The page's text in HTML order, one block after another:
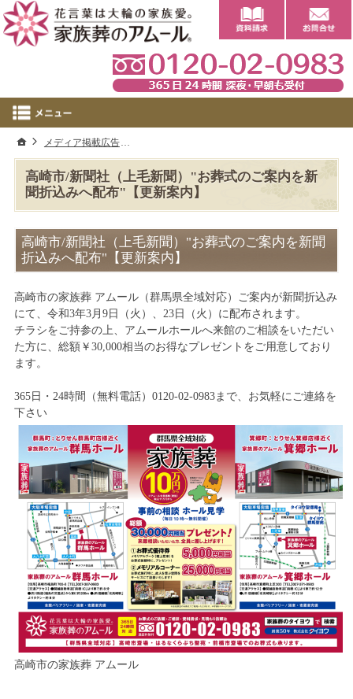
高崎市/新聞社（上毛新聞）"お葬式のご案内を新
聞折込みへ配布"【更新案内】
高崎市/新聞社（上毛新聞）"お葬式のご案内を新聞
折込みへ配布"【更新案内】
高崎市の家族葬 アムール（群馬県全域対応）ご案内が新聞折込み
にて、令和3年3月9日（火）、23日（火）に配布されます。
チラシをご持参の上、アムールホールへ来館のご相談をいただい
た方に、総額￥30,000相当のお得なプレゼントをご用意しており
ます。
365日・24時間（無料電話）0120-02-0983まで、お気軽にご連絡を
下さい
高崎市の家族葬 アムール
ホーム
メディア掲載広告